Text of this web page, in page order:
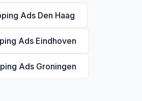
Ads Den Haag
Ads Eindhoven
Ads Groningen